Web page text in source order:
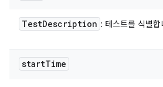
TestDescription : 테스트를 식별합
startTime